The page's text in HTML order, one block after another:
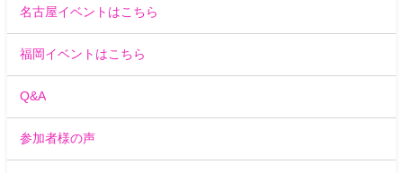
名古屋イベントはこちら
福岡イベントはこちら
Q&A
参加者様の声